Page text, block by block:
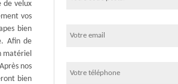
de velux
vos
bien
Afin de
matériel
nos
bien